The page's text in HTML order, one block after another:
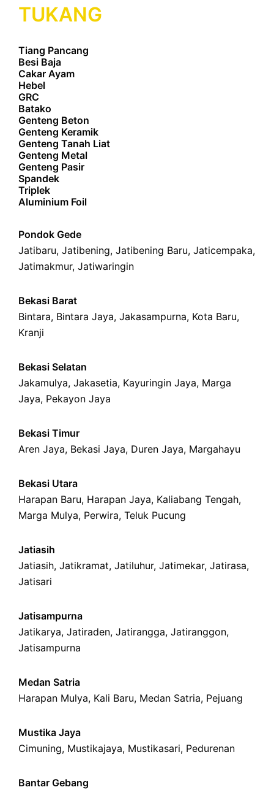
TUKANG
Tiang Pancang
Besi Baja
Cakar Ayam
Hebel
GRC
Batako
Genteng Beton
Genteng Keramik
Genteng Tanah Liat
Genteng Metal
Genteng Pasir
Spandek
Triplek
Aluminium Foil
Pondok Gede
Jatibaru, Jatibening, Jatibening Baru, Jaticempaka,
Jatimakmur, Jatiwaringin
Bekasi Barat
Bintara, Bintara Jaya, Jakasampurna, Kota Baru,
Kranji
Bekasi Selatan
Jakamulya, Jakasetia, Kayuringin Jaya, Marga
Jaya, Pekayon Jaya
Bekasi Timur
Aren Jaya, Bekasi Jaya, Duren Jaya, Margahayu
Bekasi Utara
Harapan Baru, Harapan Jaya, Kaliabang Tengah,
Marga Mulya, Perwira, Teluk Pucung
Jatiasih
Jatiasih, Jatikramat, Jatiluhur, Jatimekar, Jatirasa,
Jatisari
Jatisampurna
Jatikarya, Jatiraden, Jatirangga, Jatiranggon,
Jatisampurna
Medan Satria
Harapan Mulya, Kali Baru, Medan Satria, Pejuang
Mustika Jaya
Cimuning, Mustikajaya, Mustikasari, Pedurenan
Bantar Gebang